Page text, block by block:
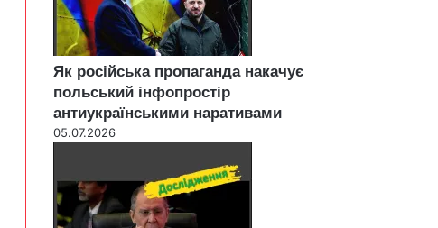
Як російська пропаганда накачує
польський інфопростір
антиукраїнськими наративами
05.07.2026